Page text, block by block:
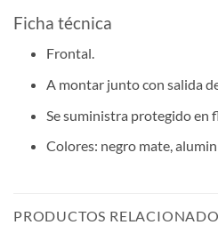
Ficha técnica
Frontal.
A montar junto con salida
Se suministra protegido en
Colores: negro mate,
PRODUCTOS